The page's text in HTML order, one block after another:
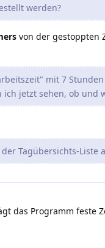
werden?
von der gestoppten
mit 7
jetzt sehen, ob und
Tagübersichts-Liste
das Programm feste